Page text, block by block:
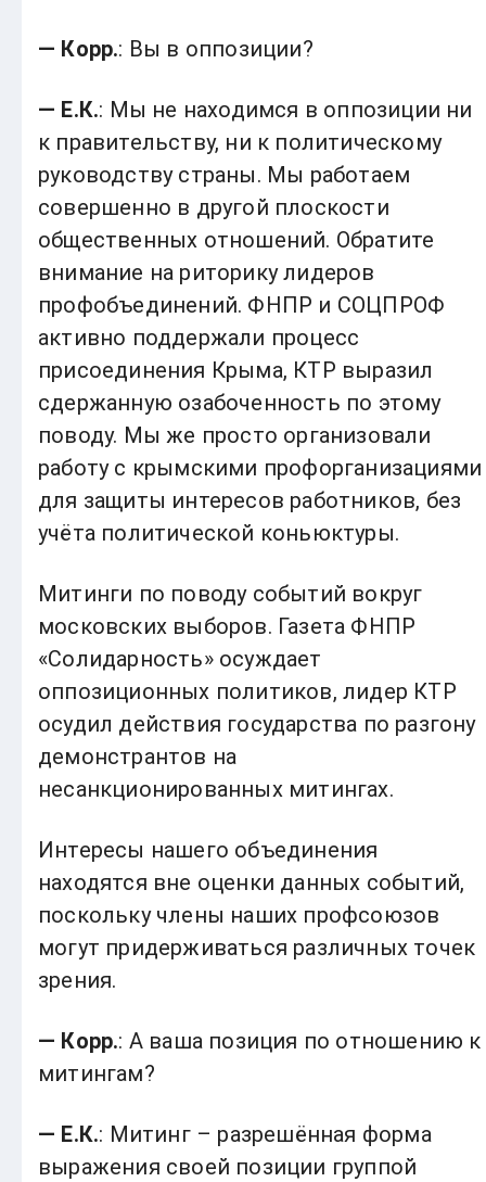
— Корр.: Вы в оппозиции?
— Е.К.: Мы не находимся в оппозиции ни
к правительству, ни к политическому
руководству страны. Мы работаем
совершенно в другой плоскости
общественных отношений. Обратите
внимание на риторику лидеров
профобъединений. ФНПР и СОЦПРОФ
активно поддержали процесс
присоединения Крыма, КТР выразил
сдержанную озабоченность по этому
поводу. Мы же просто организовали
работу с крымскими профорганизациями
для защиты интересов работников, без
учёта политической коньюктуры.
Митинги по поводу событий вокруг
московских выборов. Газета ФНПР
«Солидарность» осуждает
оппозиционных политиков, лидер КТР
осудил действия государства по разгону
демонстрантов на
несанкционированных митингах.
Интересы нашего объединения
находятся вне оценки данных событий,
поскольку члены наших профсоюзов
могут придерживаться различных точек
зрения.
— Корр.: А ваша позиция по отношению к
митингам?
— Е.К.: Митинг – разрешённая форма
выражения своей позиции группой